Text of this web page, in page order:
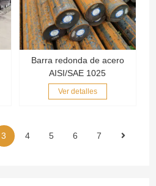
Barra redonda de acero
AISI/SAE 1025
Ver detalles
3 4 5 6 7